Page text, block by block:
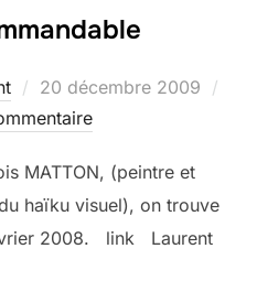
Publié
le
20 décembre 2009
MATTON, (peintre et
haïku visuel), on trouve
2008. link Laurent